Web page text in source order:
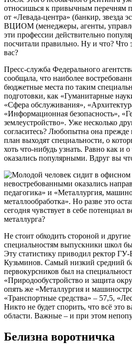
относишься к привычным перечням
от «Левада-центра» (банкир, звезда
ВЦИОМ (менеджеры, агенты,
эти профессии действительно
посчитали правильно. Ну и что? Что
вас?
Пресс-служба Федерального
сообщала, что наиболее
бюджетные места по таким
подготовки, как «Гуманитарные
«Сфера обслуживания»,
«Информационная безопасность»,
землеустройство». Уже несколько
согласитесь? Любопытна она прежде
план выходят специальности, о
хоть что-нибудь узнать. Равно как и
оказались популярными. Вдруг вы
невостребованными оказались
педагогика» и «Металлургия,
металлообработка». Но разве это
сегодня чувствует в себе потенциал
металлурга?
Не стоит обходить стороной и
специальностям выпускники школ
Эту статистику приводил ректор
Кузьминов. Самый низкий средний
первокурсников был на
«Природообустройство и защита
опять же «Металлургия и
«Транспортные средства» – 57,5,
Никто не будет спорить, что всё это
области. Важные – и при этом
Белизна воротничка